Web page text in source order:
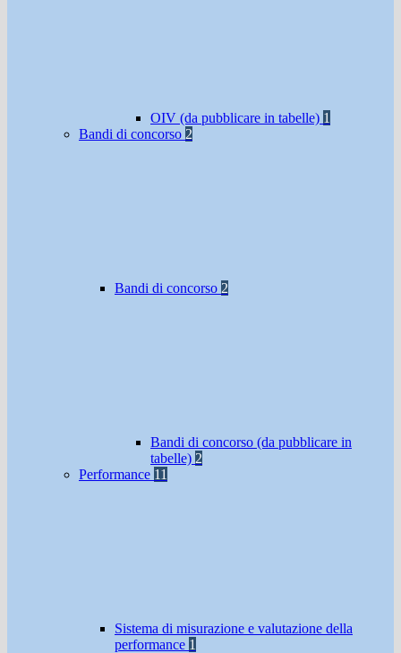
OIV (da pubblicare in tabelle) 1
Bandi di concorso 2
Bandi di concorso 2
Bandi di concorso (da pubblicare in
tabelle) 2
Performance 11
Sistema di misurazione e valutazione della
performance 1